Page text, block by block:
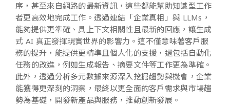
序，甚至來自網路的最新資訊，這些都能幫助知識型工作
者更高效地完成工作。透過連結「企業真相」與 LLMs，
能夠提供更準確、具上下文相關性且最新的回應，讓生成
式 AI 真正發揮現實世界的影響力。這不僅意味著客戶服
務的提升，能提供更精準且個人化的支援，還包括自動化
任務的改進，例如生成報告、摘要文件等工作更為準確。
此外，透過分析多元數據來源深入挖掘趨勢與機會，企業
能獲得更深刻的洞察，最終以更全面的客戶需求與市場趨
勢為基礎，開發新產品與服務，推動創新發展。